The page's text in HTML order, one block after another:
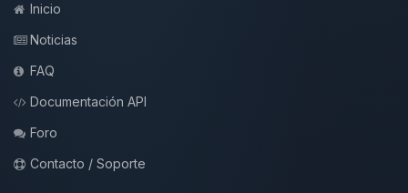
Inicio
Noticias
FAQ
Documentación API
Foro
Contacto / Soporte